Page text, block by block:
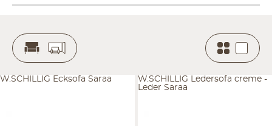
W.SCHILLIG Ecksofa Saraa
W.SCHILLIG Ledersofa creme -
Leder Saraa